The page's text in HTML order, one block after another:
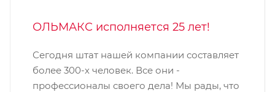
ОЛЬМАКС исполняется 25 лет!
Сегодня штат нашей компании составляет
более 300-х человек. Все они -
профессионалы своего дела! Мы рады, что